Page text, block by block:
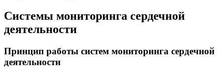
Системы мониторинга сердечной
деятельности
Принцип работы систем мониторинга сердечной
деятельности